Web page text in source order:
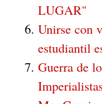
LUGAR"
Unirse con
estudiantil
Guerra de